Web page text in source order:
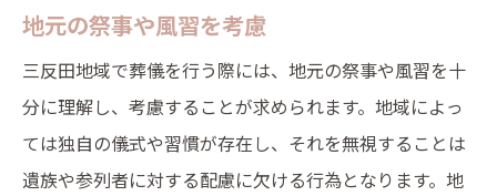
地元の祭事や風習を考慮
三反田地域で葬儀を行う際には、地元の祭事や風習を十
分に理解し、考慮することが求められます。地域によっ
ては独自の儀式や習慣が存在し、それを無視することは
遺族や参列者に対する配慮に欠ける行為となります。地